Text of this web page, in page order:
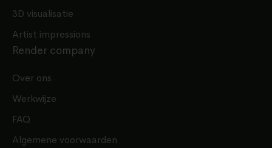
3D visualisatie
Artist impressions
Render company
Over ons
Werkwijze
FAQ
Algemene voorwaarden